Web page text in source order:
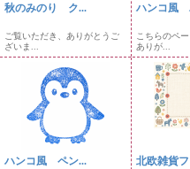
秋のみのり ク...
ご覧いただき、ありがとうご
ざいま...
ハンコ風
こちらのペ
ありが...
ハンコ風 ペン... 北欧雑貨